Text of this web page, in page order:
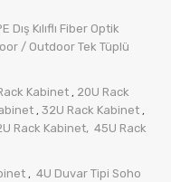
Dış Kılıflı Fiber Optik
/ Outdoor Tek Tüplü
Kabinet , 20U Rack
, 32U Rack Kabinet ,
Rack Kabinet, 45U Rack
, 4U Duvar Tipi Soho